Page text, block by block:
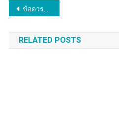
Post
navigation
ข้อควรระวัง! เมื่อต้องบินกับ Ryan Air !! Low cost airline ของยุโรป !!
RELATED POSTS